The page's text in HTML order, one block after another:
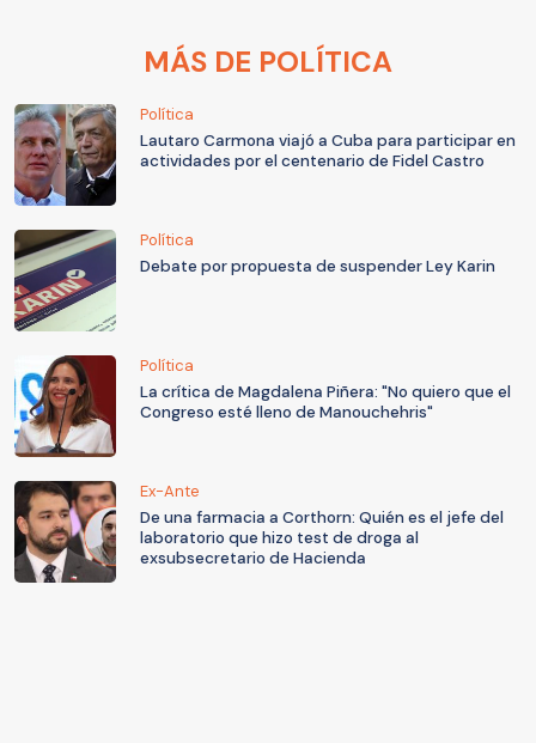
MÁS DE POLÍTICA
Política
Lautaro Carmona viajó a Cuba para participar en
actividades por el centenario de Fidel Castro
Política
Debate por propuesta de suspender Ley Karin
Política
La crítica de Magdalena Piñera: "No quiero que el
Congreso esté lleno de Manouchehris"
Ex-Ante
De una farmacia a Corthorn: Quién es el jefe del
laboratorio que hizo test de droga al
exsubsecretario de Hacienda